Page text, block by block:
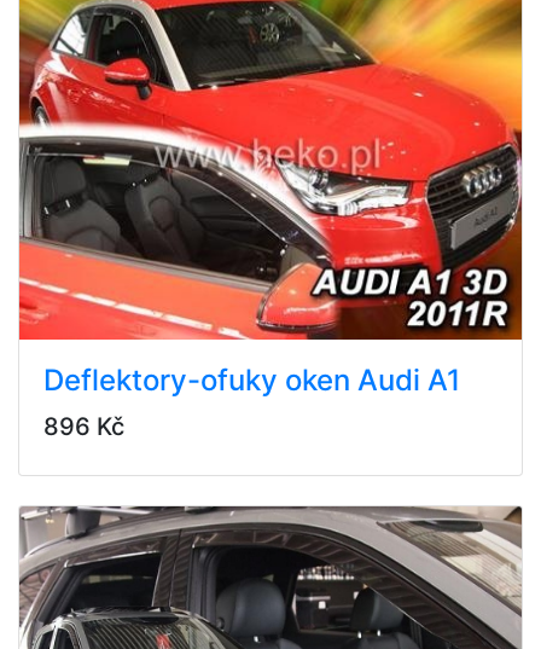
Deflektory-ofuky oken Audi A1
896 Kč